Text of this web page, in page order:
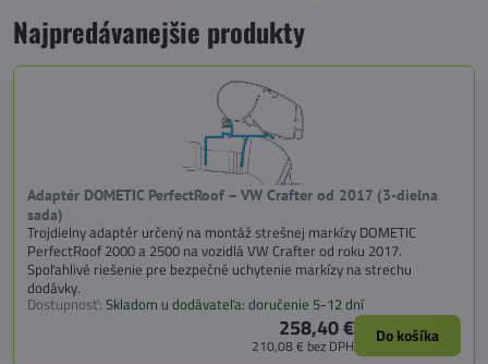
Najpredávanejšie produkty
Adaptér DOMETIC PerfectRoof – VW Crafter od 2017 (3-dielna
sada)
Trojdielny adaptér určený na montáž strešnej markízy DOMETIC
PerfectRoof 2000 a 2500 na vozidlá VW Crafter od roku 2017.
Spoľahlivé riešenie pre bezpečné uchytenie markízy na strechu
dodávky.
Dostupnosť: Skladom u dodávateľa: doručenie 5-12 dní
258,40 €
210,08 € bez DPH Do košíka